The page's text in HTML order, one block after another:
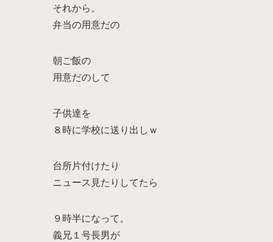
それから。
弁当の用意だの
朝ご飯の
用意だのして
子供達を
８時に学校に送り出しｗ
台所片付けたり
ニュース見たりしてたら
９時半になって。
義兄１号長男が